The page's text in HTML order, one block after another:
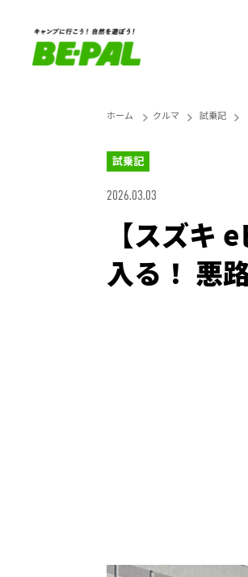
ホーム クルマ 試乗記
試乗記
2026.03.03
【スズキ
入る！ 悪